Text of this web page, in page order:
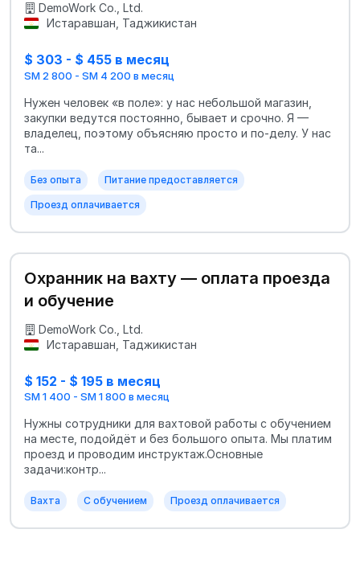
DemoWork Co., Ltd.
Истаравшан, Таджикистан
$ 303 - $ 455 в месяц
SM 2 800 - SM 4 200 в месяц
Нужен человек «в поле»: у нас небольшой магазин,
закупки ведутся постоянно, бывает и срочно. Я —
владелец, поэтому объясняю просто и по-делу. У нас
та...
Без опыта Питание предоставляется
Проезд оплачивается
Охранник на вахту — оплата проезда
и обучение
DemoWork Co., Ltd.
Истаравшан, Таджикистан
$ 152 - $ 195 в месяц
SM 1 400 - SM 1 800 в месяц
Нужны сотрудники для вахтовой работы с обучением
на месте, подойдёт и без большого опыта. Мы платим
проезд и проводим инструктаж.Основные
задачи:контр...
Вахта С обучением Проезд оплачивается